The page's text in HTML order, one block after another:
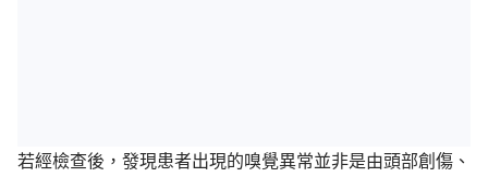
若經檢查後，發現患者出現的嗅覺異常並非是由頭部創傷、